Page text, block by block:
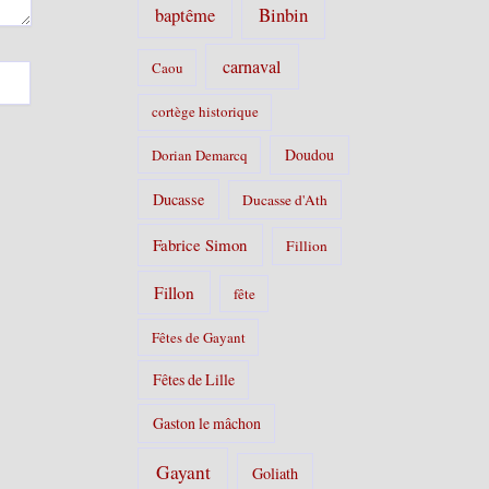
baptême Binbin
Caou carnaval
cortège historique
Dorian Demarcq Doudou
Ducasse Ducasse d'Ath
Fabrice Simon Fillion
Fillon fête
Fêtes de Gayant
Fêtes de Lille
Gaston le mâchon
Gayant Goliath